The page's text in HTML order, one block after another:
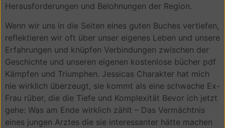
Herausforderungen und Belohnungen der Region.
Wenn wir uns in die Seiten eines guten Buches vertiefen,
reflektieren wir oft über unser eigenes Leben und unsere
Erfahrungen und knüpfen Verbindungen zwischen der
Geschichte und unseren eigenen kostenlose bücher pdf
Kämpfen und Triumphen. Jessicas Charakter hat mich
nie wirklich überzeugt, sie kommt als eine schwache Ex-
Frau rüber, die die Tiefe und Komplexität Bevor ich jetzt
gehe: Was am Ende wirklich zählt – Das Vermächtnis
eines jungen Arztes die sie interessanter hätte machen